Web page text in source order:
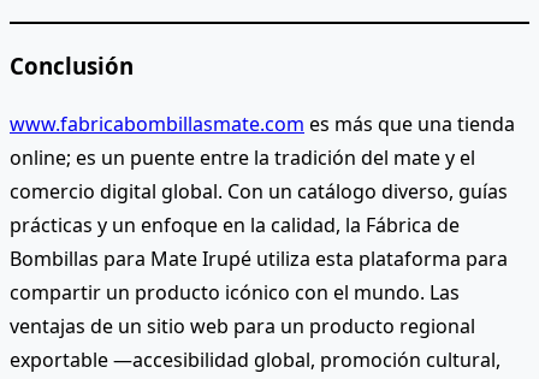
Conclusión
www.fabricabombillasmate.com es más que una tienda
online; es un puente entre la tradición del mate y el
comercio digital global. Con un catálogo diverso, guías
prácticas y un enfoque en la calidad, la Fábrica de
Bombillas para Mate Irupé utiliza esta plataforma para
compartir un producto icónico con el mundo. Las
ventajas de un sitio web para un producto regional
exportable —accesibilidad global, promoción cultural,